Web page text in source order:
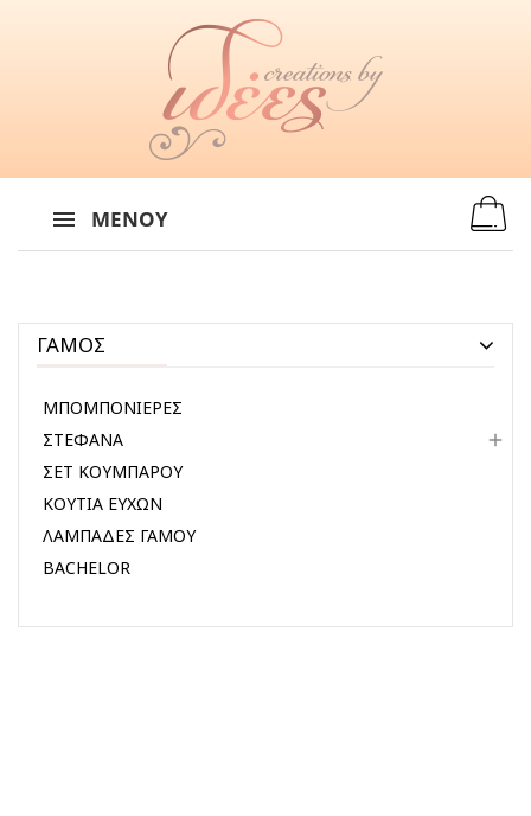
ΜΕΝΟΎ
ΓΑΜΟΣ
ΜΠΟΜΠΟΝΙΕΡΕΣ
ΣΤΕΦΑΝΑ

ΣΕΤ ΚΟΥΜΠΑΡΟΥ
ΚΟΥΤΙΑ ΕΥΧΩΝ
ΛΑΜΠΑΔΕΣ ΓΑΜΟΥ
BACHELOR